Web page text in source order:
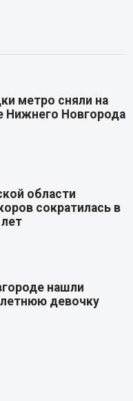
метро сняли на
Нижнего Новгорода
области
сократилась в
лет
нашли
девочку